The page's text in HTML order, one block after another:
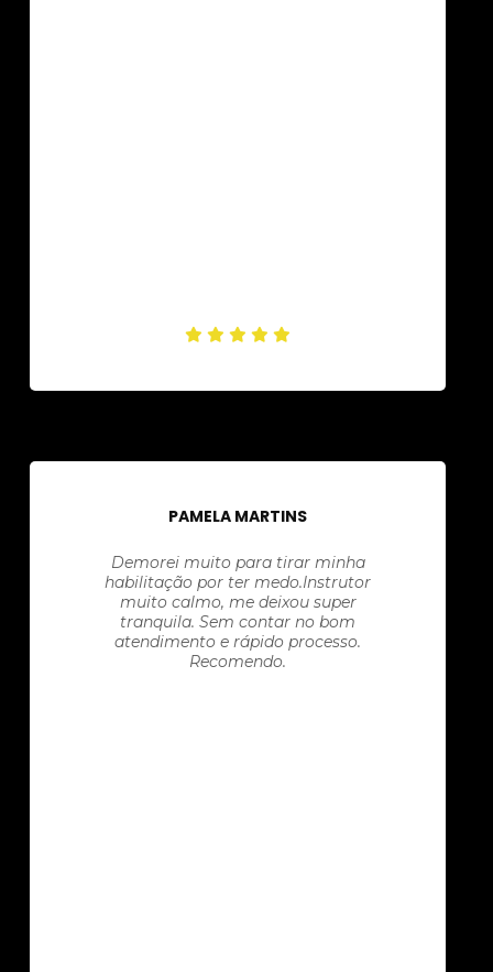
PAMELA MARTINS
Demorei muito para tirar minha
habilitação por ter medo.Instrutor
muito calmo, me deixou super
tranquila. Sem contar no bom
atendimento e rápido processo.
Recomendo.